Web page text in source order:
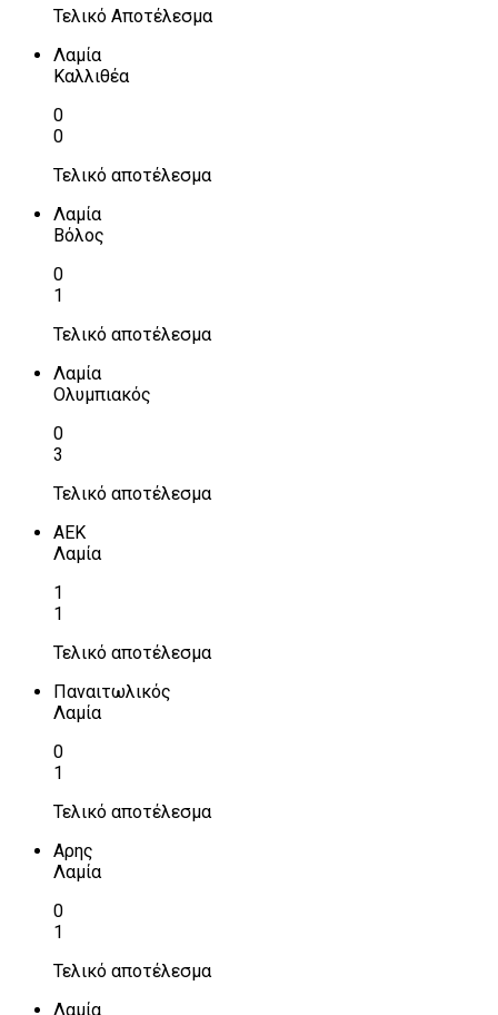
Τελικό Αποτέλεσμα
Λαμία
Καλλιθέα
0
0
Τελικό αποτέλεσμα
Λαμία
Βόλος
0
1
Τελικό αποτέλεσμα
Λαμία
Ολυμπιακός
0
3
Τελικό αποτέλεσμα
ΑΕΚ
Λαμία
1
1
Τελικό αποτέλεσμα
Παναιτωλικός
Λαμία
0
1
Τελικό αποτέλεσμα
Αρης
Λαμία
0
1
Τελικό αποτέλεσμα
Λαμία